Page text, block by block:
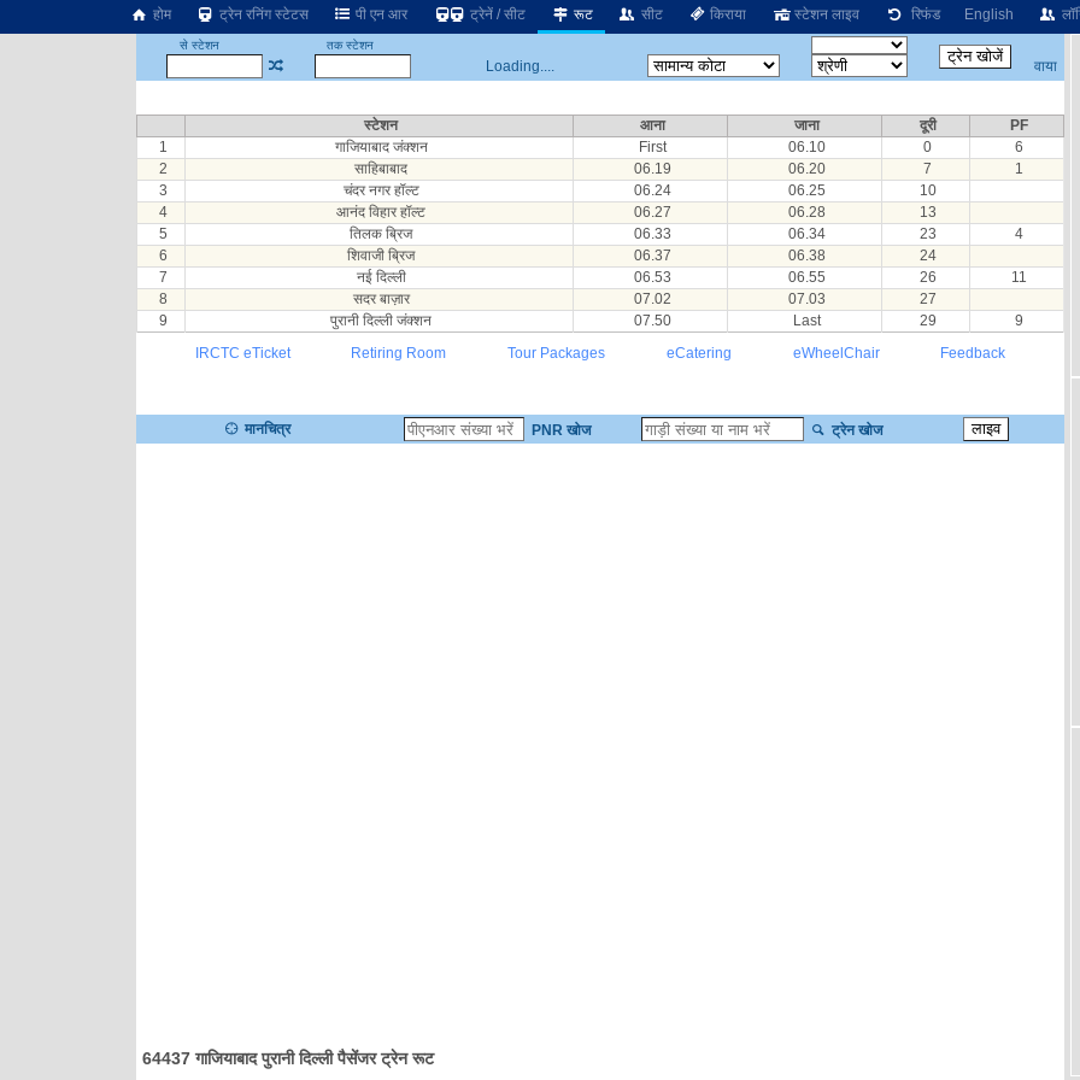
होम ट्रेन रनिंग स्टेटस पी एन आर ट्रेनें / सीट रूट सीट किराया स्टेशन लाइव रिफंड English
से स्टेशन तक स्टेशन
Loading.... वाया
स्टेशन आना जाना दूरी
PF
1
गाजियाबाद जंक्शन First 06.10 0
6
2
साहिबाबाद 06.19 06.20 7
1
3
चंदर नगर हॉल्ट 06.24 06.25
10
4
आनंद विहार हॉल्ट 06.27 06.28
13
5
तिलक ब्रिज 06.33 06.34 23
4
6
शिवाजी ब्रिज 06.37 06.38
24
7
नई दिल्ली 06.53 06.55 26
11
8
सदर बाज़ार 07.02 07.03
27
9
पुरानी दिल्ली जंक्शन 07.50 Last 29
9
IRCTC eTicket
Retiring Room Tour Packages eCatering eWheelChair Feedback
मानचित्र PNR खोज ट्रेन खोज
64437 गाजियाबाद पुरानी दिल्ली पैसेंजर ट्रेन रूट